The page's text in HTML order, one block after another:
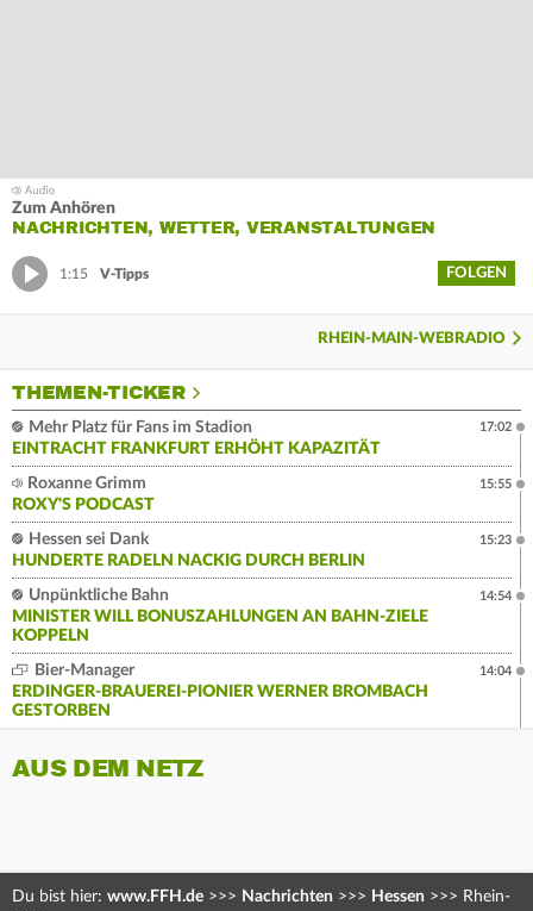
Zum Anhören
NACHRICHTEN, WETTER, VERANSTALTUNGEN
1:15 V-Tipps FOLGEN
RHEIN-MAIN-WEBRADIO
THEMEN-TICKER
Mehr Platz für Fans im Stadion
EINTRACHT FRANKFURT ERHÖHT KAPAZITÄT
17:02
Roxanne Grimm
ROXY'S PODCAST
15:55
Hessen sei Dank
HUNDERTE RADELN NACKIG DURCH BERLIN
15:23
Unpünktliche Bahn
MINISTER WILL BONUSZAHLUNGEN AN BAHN-ZIELE
KOPPELN
14:54
Bier-Manager
ERDINGER-BRAUEREI-PIONIER WERNER BROMBACH
GESTORBEN
14:04
AUS DEM NETZ
Du bist hier: www.FFH.de >>> Nachrichten >>> Hessen >>> Rhein-